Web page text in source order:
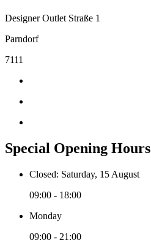
Designer Outlet Straße 1
Parndorf
7111
Special Opening Hours
Closed: Saturday, 15 August
09:00 - 18:00
Monday
09:00 - 21:00